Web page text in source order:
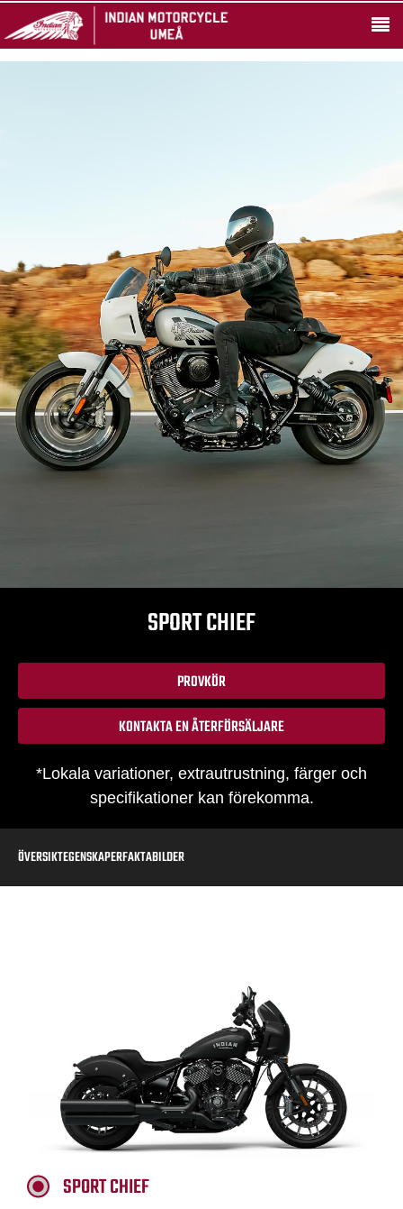
SPORT CHIEF
PROVKÖR
KONTAKTA EN ÅTERFÖRSÄLJARE
*Lokala variationer, extrautrustning, färger och
specifikationer kan förekomma.
ÖVERSIKTEGENSKAPERFAKTABILDER
SPORT CHIEF